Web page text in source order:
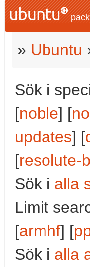
» Ubuntu
Sök i
[noble] [
updates] [
[resolute-
Sök i alla
Limit
[armhf] [
Sök i alla